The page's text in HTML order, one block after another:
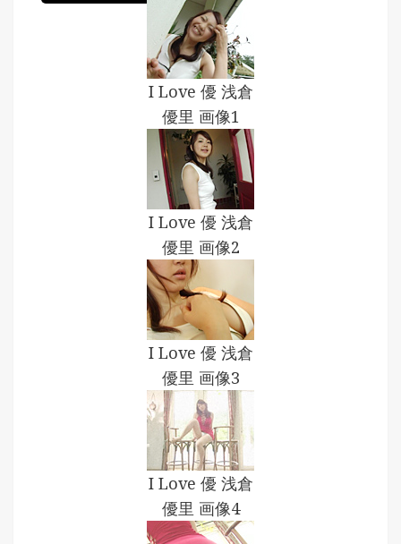
I Love 優 浅倉
優里 画像1
I Love 優 浅倉
優里 画像2
I Love 優 浅倉
優里 画像3
I Love 優 浅倉
優里 画像4